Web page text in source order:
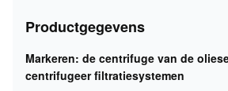
Productgegevens
Markeren: de centrifuge van de
centrifugeer filtratiesystemen